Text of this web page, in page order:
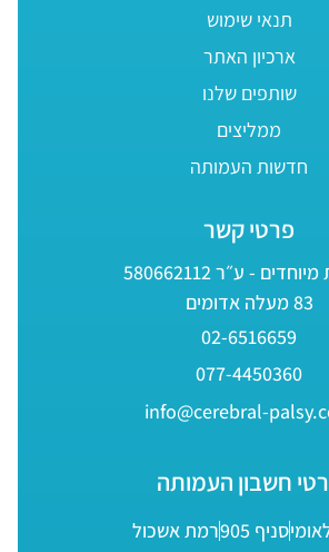
תנאי שימוש
ארכיון האתר
שותפים שלנו
ממליצים
חדשות העמותה
פרטי קשר
- ע״ר 580662112
83 מעלה אדומים
02-6516659
077-4450360
info@cerebral-
חשבון העמותה
סניף 905
רמת אשכול